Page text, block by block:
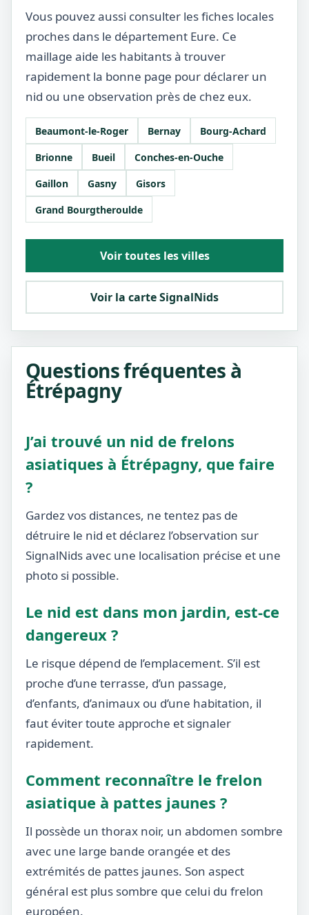
Vous pouvez aussi consulter les fiches locales
proches dans le département Eure. Ce
maillage aide les habitants à trouver
rapidement la bonne page pour déclarer un
nid ou une observation près de chez eux.
Beaumont-le-Roger Bernay
Bourg-Achard
Brionne
Bueil
Conches-en-Ouche
Gaillon
Gasny
Gisors
Grand Bourgtheroulde
Voir toutes les villes
Voir la carte SignalNids
Questions fréquentes à
Étrépagny
J’ai trouvé un nid de frelons
asiatiques à Étrépagny, que faire
?
Gardez vos distances, ne tentez pas de
détruire le nid et déclarez l’observation sur
SignalNids avec une localisation précise et une
photo si possible.
Le nid est dans mon jardin, est-ce
dangereux ?
Le risque dépend de l’emplacement. S’il est
proche d’une terrasse, d’un passage,
d’enfants, d’animaux ou d’une habitation, il
faut éviter toute approche et signaler
rapidement.
Comment reconnaître le frelon
asiatique à pattes jaunes ?
Il possède un thorax noir, un abdomen sombre
avec une large bande orangée et des
extrémités de pattes jaunes. Son aspect
général est plus sombre que celui du frelon
européen.